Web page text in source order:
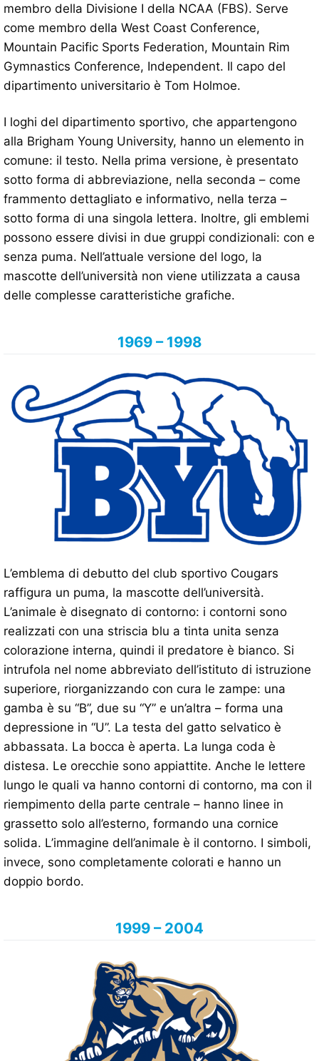
membro della Divisione I della NCAA (FBS). Serve
come membro della West Coast Conference,
Mountain Pacific Sports Federation, Mountain Rim
Gymnastics Conference, Independent. Il capo del
dipartimento universitario è Tom Holmoe.
I loghi del dipartimento sportivo, che appartengono
alla Brigham Young University, hanno un elemento in
comune: il testo. Nella prima versione, è presentato
sotto forma di abbreviazione, nella seconda – come
frammento dettagliato e informativo, nella terza –
sotto forma di una singola lettera. Inoltre, gli emblemi
possono essere divisi in due gruppi condizionali: con e
senza puma. Nell’attuale versione del logo, la
mascotte dell’università non viene utilizzata a causa
delle complesse caratteristiche grafiche.
1969 – 1998
L’emblema di debutto del club sportivo Cougars
raffigura un puma, la mascotte dell’università.
L’animale è disegnato di contorno: i contorni sono
realizzati con una striscia blu a tinta unita senza
colorazione interna, quindi il predatore è bianco. Si
intrufola nel nome abbreviato dell’istituto di istruzione
superiore, riorganizzando con cura le zampe: una
gamba è su “B”, due su “Y” e un’altra – forma una
depressione in “U”. La testa del gatto selvatico è
abbassata. La bocca è aperta. La lunga coda è
distesa. Le orecchie sono appiattite. Anche le lettere
lungo le quali va hanno contorni di contorno, ma con il
riempimento della parte centrale – hanno linee in
grassetto solo all’esterno, formando una cornice
solida. L’immagine dell’animale è il contorno. I simboli,
invece, sono completamente colorati e hanno un
doppio bordo.
1999 – 2004